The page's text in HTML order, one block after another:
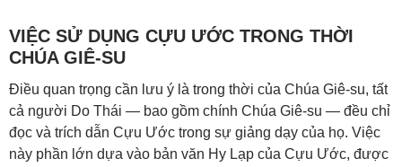
VIỆC SỬ DỤNG CỰU ƯỚC TRONG THỜI
CHÚA GIÊ-SU
Điều quan trọng cần lưu ý là trong thời của Chúa Giê-su, tất
cả người Do Thái — bao gồm chính Chúa Giê-su — đều chỉ
đọc và trích dẫn Cựu Ước trong sự giảng dạy của họ. Việc
này phần lớn dựa vào bản văn Hy Lạp của Cựu Ước, được